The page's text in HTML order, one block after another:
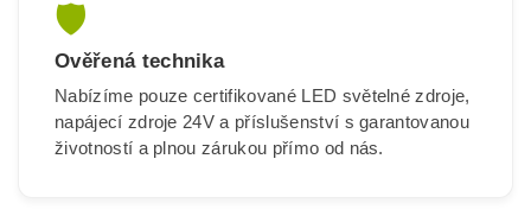
🛡️
Ověřená technika
Nabízíme pouze certifikované LED světelné zdroje,
napájecí zdroje 24V a příslušenství s garantovanou
životností a plnou zárukou přímo od nás.